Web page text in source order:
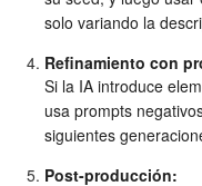
solo variando la
Refinamiento con
Si la IA introduce
usa prompts
siguientes
Post-producción: